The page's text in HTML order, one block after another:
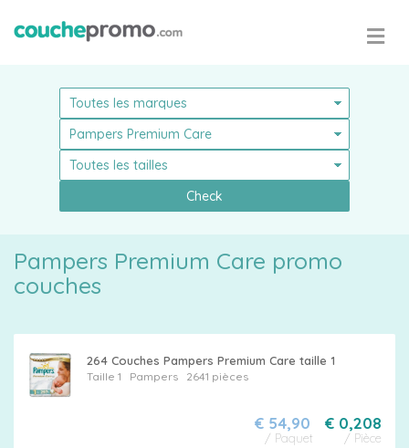
Pampers
Choisissez
taille
Check
Pampers Premium Care promo
couches
264 Couches Pampers Premium Care taille 1
Taille 1 Pampers2641 pièces
€ 0,208
/ Pièce
€ 54,90
/ Paquet